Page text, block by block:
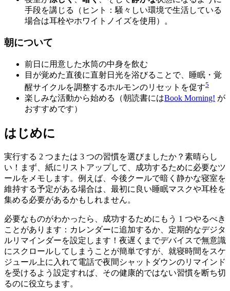
手段を講じる（ヒント：騒々しい環境で生活している
場合は耳栓やホワイトノイズを使用）。
朝について
前日に用意した水筒の中身を飲む
目が覚めた直後に直射日光を浴びることで、睡眠・覚
醒サイクルを調整するホルモンのリセットを促す5
楽しみな活動から始める（朝読書にはBook Morning! が
おすすめです）
はじめに
実行する 2 つまたは 3 つの習慣を選びましたか？素晴らし
い！まず、紙にリストアップして、成功するために必要なツ
ールをメモします。例えば、今後クールで暗く静かな寝室を
維持する予定がある場合は、最初に良い睡眠マスクや耳栓を
集める必要があるかもしれません。
必要なものがわかったら、成功するためにもう 1 つやるべき
ことがあります：カレンダーに追加するか、定期的なデジタ
ルリマインダーを設定します！夜遅くまでデバイスで無意識
にスクロールしてしまうことが簡単ですが、就寝時間をスケ
ジュール上に入れて電話で夜間シャットダウンのリマインド
を受けるよう設定すれば、その健康的ではない習慣を断ち切
るのに役立ちます。